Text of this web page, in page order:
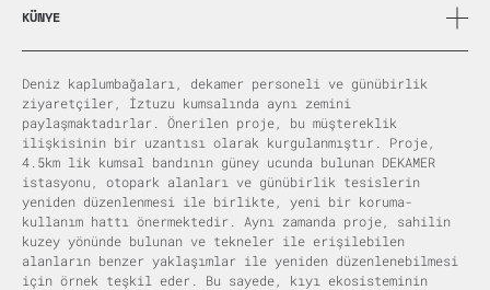
KÜNYE
Hasan Bulut Cebeci
İlkan Cemre Acar
Sertaç Gürel
Deniz kaplumbağaları, dekamer personeli ve günübirlik
ziyaretçiler, İztuzu kumsalında aynı zemini
paylaşmaktadırlar. Önerilen proje, bu müştereklik
ilişkisinin bir uzantısı olarak kurgulanmıştır. Proje,
4.5km lik kumsal bandının güney ucunda bulunan DEKAMER
istasyonu, otopark alanları ve günübirlik tesislerin
yeniden düzenlenmesi ile birlikte, yeni bir koruma-
kullanım hattı önermektedir. Aynı zamanda proje, sahilin
kuzey yönünde bulunan ve tekneler ile erişilebilen
alanların benzer yaklaşımlar ile yeniden düzenlenebilmesi
için örnek teşkil eder. Bu sayede, kıyı ekosisteminin